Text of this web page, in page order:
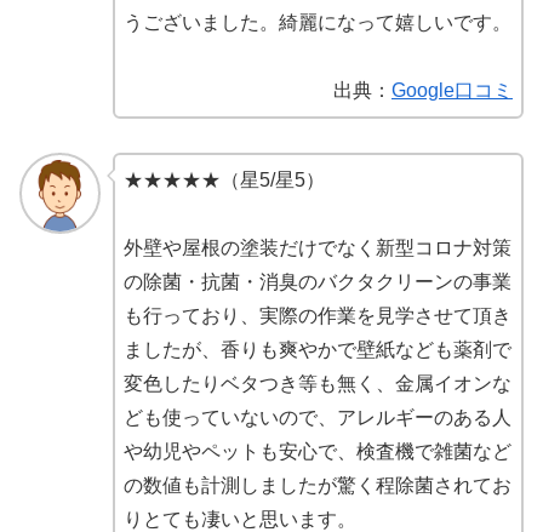
うございました。綺麗になって嬉しいです。
出典： Google口コミ
★★★★★（星5/星5）
外壁や屋根の塗装だけでなく新型コロナ対策
の除菌・抗菌・消臭のバクタクリーンの事業
も行っており、実際の作業を見学させて頂き
ましたが、香りも爽やかで壁紙なども薬剤で
変色したりベタつき等も無く、金属イオンな
ども使っていないので、アレルギーのある人
や幼児やペットも安心で、検査機で雑菌など
の数値も計測しましたが驚く程除菌されてお
りとても凄いと思います。